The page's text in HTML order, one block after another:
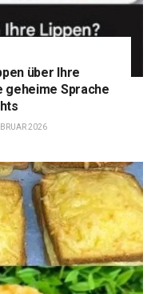
über Ihre
geheime Sprache
2026